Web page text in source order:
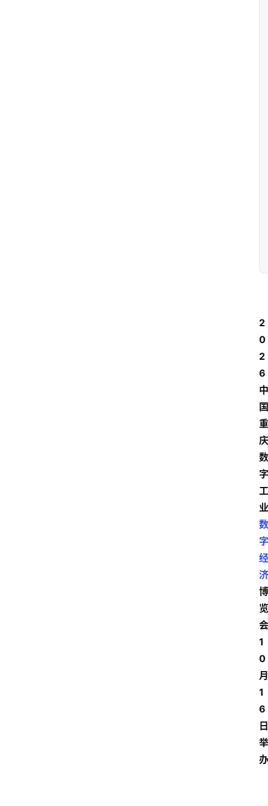
2
0
2
6
中
国
重
庆
数
字
工
业
数
字
经
济
博
览
会
1
0
月
1
6
日
举
办